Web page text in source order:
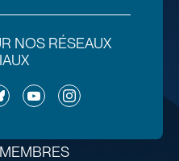
NOS RÉSEAUX
YouTubeInstagram